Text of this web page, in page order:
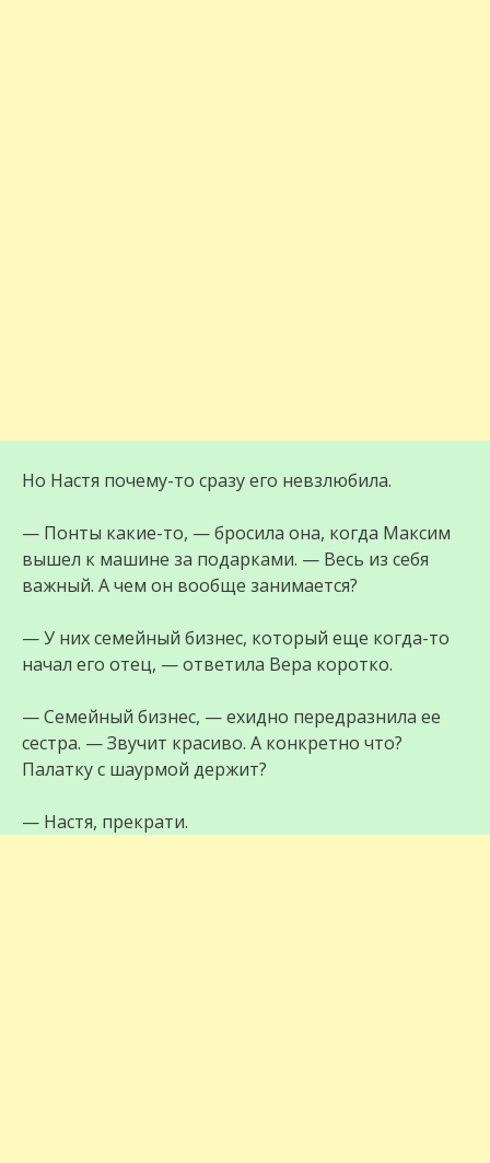
Но Настя почему-то сразу его невзлюбила.
— Понты какие-то, — бросила она, когда Максим
вышел к машине за подарками. — Весь из себя
важный. А чем он вообще занимается?
— У них семейный бизнес, который еще когда-то
начал его отец, — ответила Вера коротко.
— Семейный бизнес, — ехидно передразнила ее
сестра. — Звучит красиво. А конкретно что?
Палатку с шаурмой держит?
— Настя, прекрати.